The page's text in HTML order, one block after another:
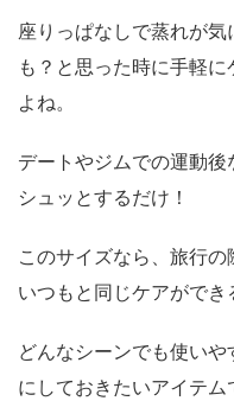
座りっぱなしで蒸れが
も？と思った時に手軽
よね。
デートやジムでの運動
シュッとするだけ！
このサイズなら、旅行
いつもと同じケアができ
どんなシーンでも使い
にしておきたいアイテム